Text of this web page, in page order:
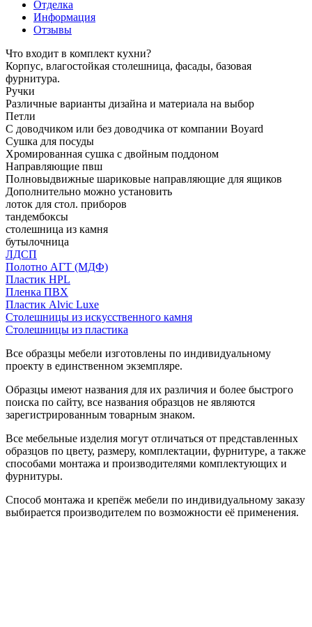
Отделка
Информация
Отзывы
Что входит в комплект кухни?
Корпус, влагостойкая столешница, фасады, базовая
фурнитура.
Ручки
Различные варианты дизайна и материала на выбор
Петли
С доводчиком или без доводчика от компании Boyard
Сушка для посуды
Хромированная сушка с двойным поддоном
Направляющие пвш
Полновыдвижные шариковые направляющие для ящиков
Дополнительно можно установить
лоток для стол. приборов
тандембоксы
столешница из камня
бутылочница
ЛДСП
Полотно АГТ (МДФ)
Пластик HPL
Пленка ПВХ
Пластик Alvic Luxe
Столешницы из искусственного камня
Столешницы из пластика
Все образцы мебели изготовлены по индивидуальному
проекту в единственном экземпляре.
Образцы имеют названия для их различия и более быстрого
поиска по сайту, все названия образцов не являются
зарегистрированным товарным знаком.
Все мебельные изделия могут отличаться от представленных
образцов по цвету, размеру, комплектации, фурнитуре, а также
способами монтажа и производителями комплектующих и
фурнитуры.
Способ монтажа и крепёж мебели по индивидуальному заказу
выбирается производителем по возможности её применения.